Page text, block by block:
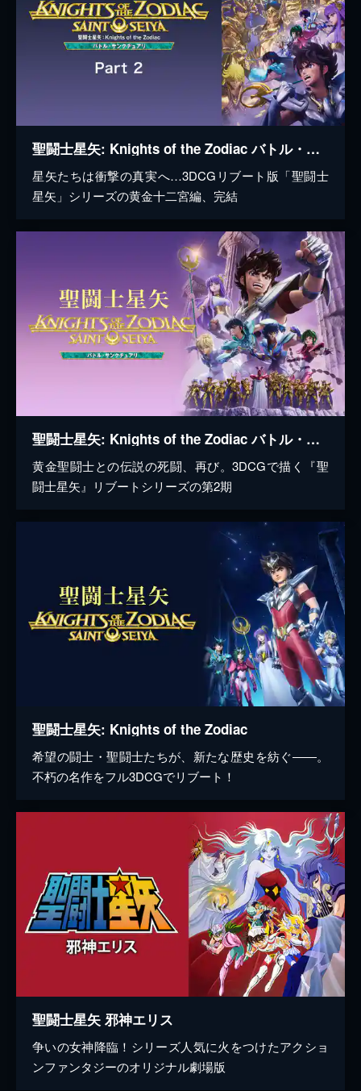
聖闘士星矢: Knights of the Zodiac バトル・サンクチュアリ Part 2
星矢たちは衝撃の真実へ…3DCGリブート版「聖闘士
星矢」シリーズの黄金十二宮編、完結
聖闘士星矢: Knights of the Zodiac バトル・サンクチュアリ
黄金聖闘士との伝説の死闘、再び。3DCGで描く『聖
闘士星矢』リブートシリーズの第2期
聖闘士星矢: Knights of the Zodiac
希望の闘士・聖闘士たちが、新たな歴史を紡ぐ――。
不朽の名作をフル3DCGでリブート！
聖闘士星矢 邪神エリス
争いの女神降臨！シリーズ人気に火をつけたアクショ
ンファンタジーのオリジナル劇場版